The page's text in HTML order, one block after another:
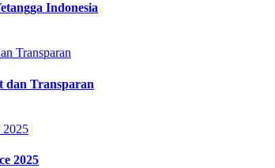
Indonesia
dan Transparan
2025